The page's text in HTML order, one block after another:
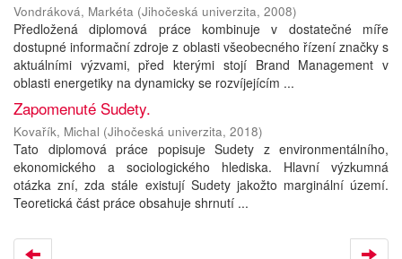
Vondráková, Markéta (Jihočeská univerzita, 2008)
Předložená diplomová práce kombinuje v dostatečné míře
dostupné informační zdroje z oblasti všeobecného řízení značky s
aktuálními výzvami, před kterými stojí Brand Management v
oblasti energetiky na dynamicky se rozvíjejícím ...
Zapomenuté Sudety.
Kovařík, Michal (Jihočeská univerzita, 2018)
Tato diplomová práce popisuje Sudety z environmentálního,
ekonomického a sociologického hlediska. Hlavní výzkumná
otázka zní, zda stále existují Sudety jakožto marginální území.
Teoretická část práce obsahuje shrnutí ...